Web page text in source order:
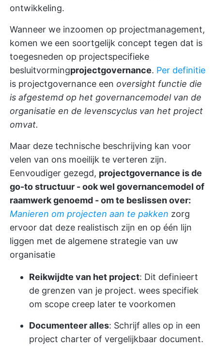
ontwikkeling.
Wanneer we inzoomen op projectmanagement,
komen we een soortgelijk concept tegen dat is
toegesneden op projectspecifieke
besluitvormingprojectgovernance. Per definitie
is projectgovernance een oversight functie die
is afgestemd op het governancemodel van de
organisatie en de levenscyclus van het project
omvat.
Maar deze technische beschrijving kan voor
velen van ons moeilijk te verteren zijn.
Eenvoudiger gezegd, projectgovernance is de
go-to structuur - ook wel governancemodel of
raamwerk genoemd - om te beslissen over:
Manieren om projecten aan te pakken zorg
ervoor dat deze realistisch zijn en op één lijn
liggen met de algemene strategie van uw
organisatie
Reikwijdte van het project: Dit definieert
de grenzen van je project. wees specifiek
om scope creep later te voorkomen
Documenteer alles: Schrijf alles op in een
project charter of vergelijkbaar document.